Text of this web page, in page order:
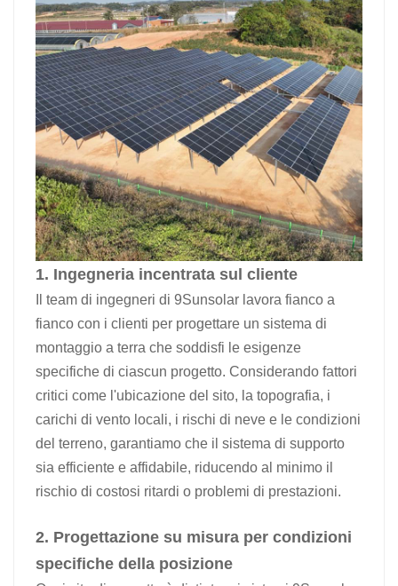
1. Ingegneria incentrata sul cliente
Il team di ingegneri di 9Sunsolar lavora fianco a
fianco con i clienti per progettare un sistema di
montaggio a terra che soddisfi le esigenze
specifiche di ciascun progetto. Considerando fattori
critici come l'ubicazione del sito, la topografia, i
carichi di vento locali, i rischi di neve e le condizioni
del terreno, garantiamo che il sistema di supporto
sia efficiente e affidabile, riducendo al minimo il
rischio di costosi ritardi o problemi di prestazioni.
2. Progettazione su misura per condizioni
specifiche della posizione